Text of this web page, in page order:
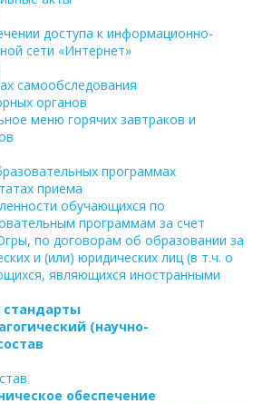
доступа к информационно-
сети «Интернет»
самообследования
органов
меню горячих завтраков и
программах
приема
обучающихся по
программам за счет
по договорам об образовании за
и (или) юридических лиц (в т.ч. о
являющихся иностранными
стандарты
(научно-
обеспечение